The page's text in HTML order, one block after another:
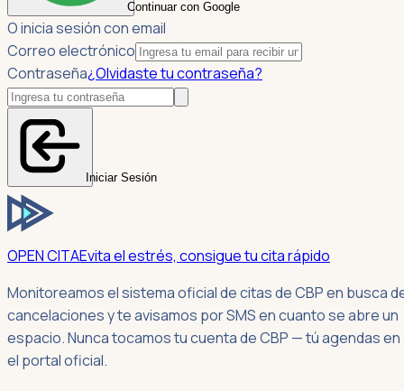
Continuar con Google
O inicia sesión con email
Correo electrónico
Contraseña¿Olvidaste tu contraseña?
Iniciar Sesión
OPEN CITAEvita el estrés, consigue tu cita rápido
Monitoreamos el sistema oficial de citas de CBP en busca
cancelaciones y te avisamos por SMS en cuanto se abre un
espacio. Nunca tocamos tu cuenta de CBP — tú agendas en
el portal oficial.